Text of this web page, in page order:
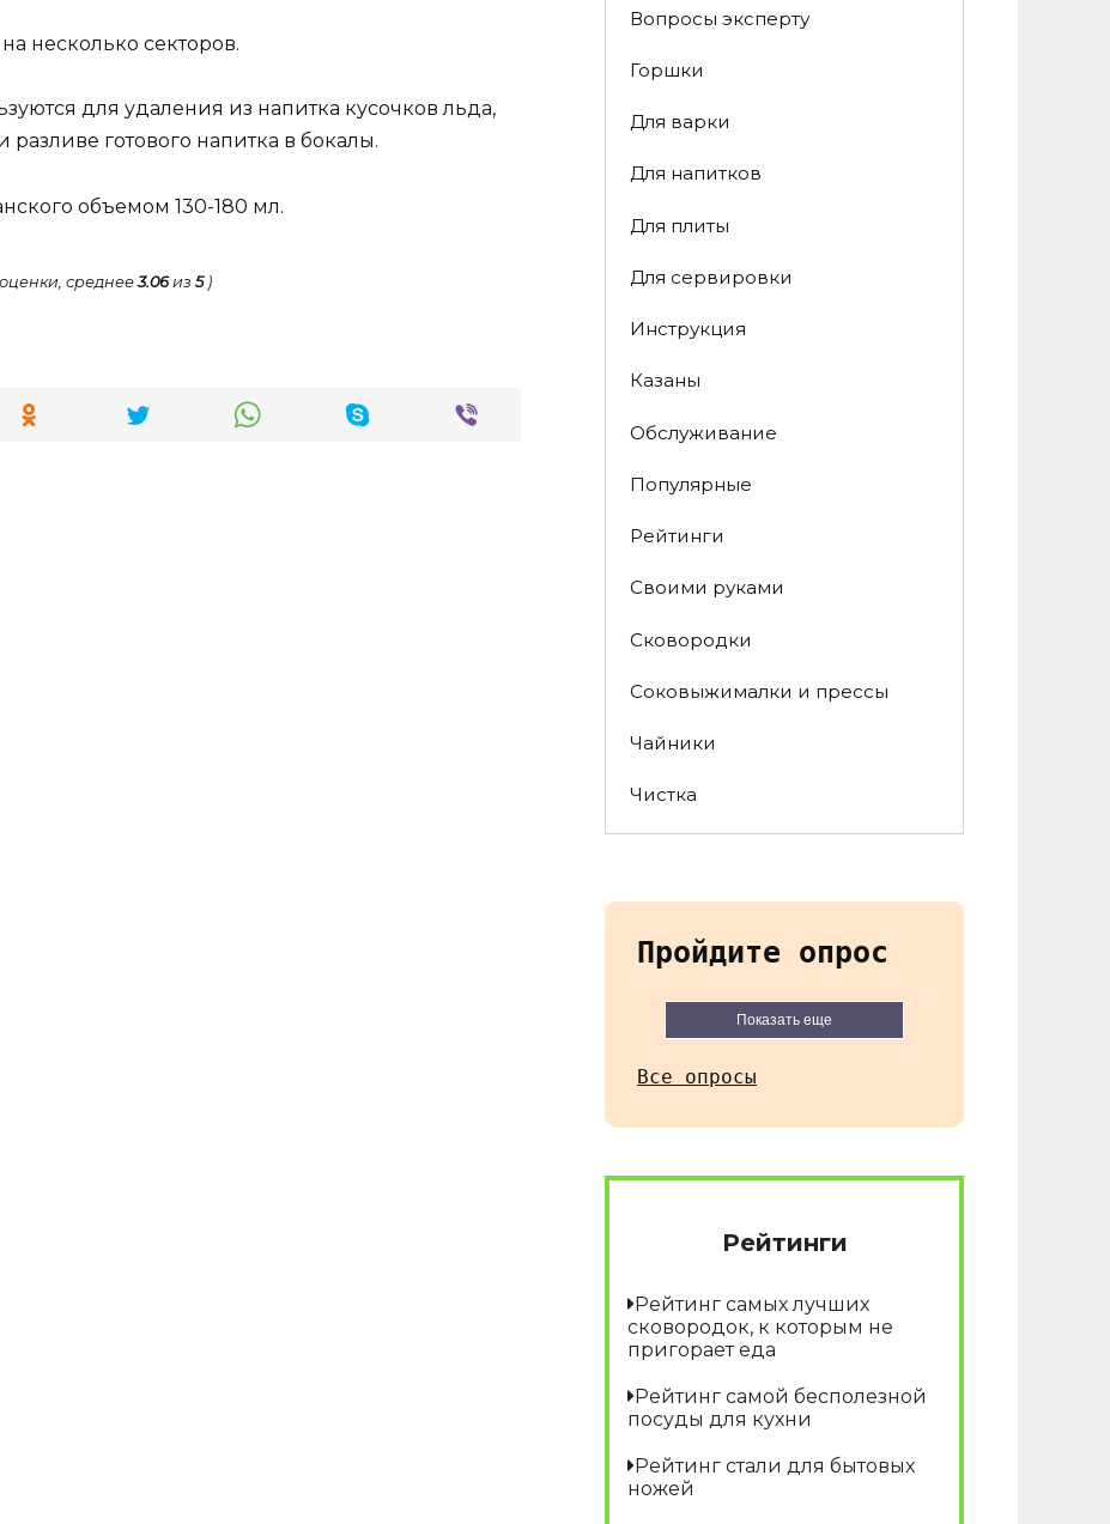
несколько секторов.
для удаления из напитка кусочков льда,
готового напитка в бокалы.
объемом 130-180 мл.
среднее3.06из 5)
Вопросы эксперту
Горшки
Для варки
Для напитков
Для плиты
Для сервировки
Инструкция
Казаны
Обслуживание
Популярные
Рейтинги
Своими руками
Сковородки
Соковыжималки и прессы
Чайники
Чистка
Пройдите опрос
Показать еще
Все опросы
Рейтинги
Рейтинг самых лучших
сковородок, к которым не
пригорает еда
Рейтинг самой бесполезной
посуды для кухни
Рейтинг стали для бытовых
ножей